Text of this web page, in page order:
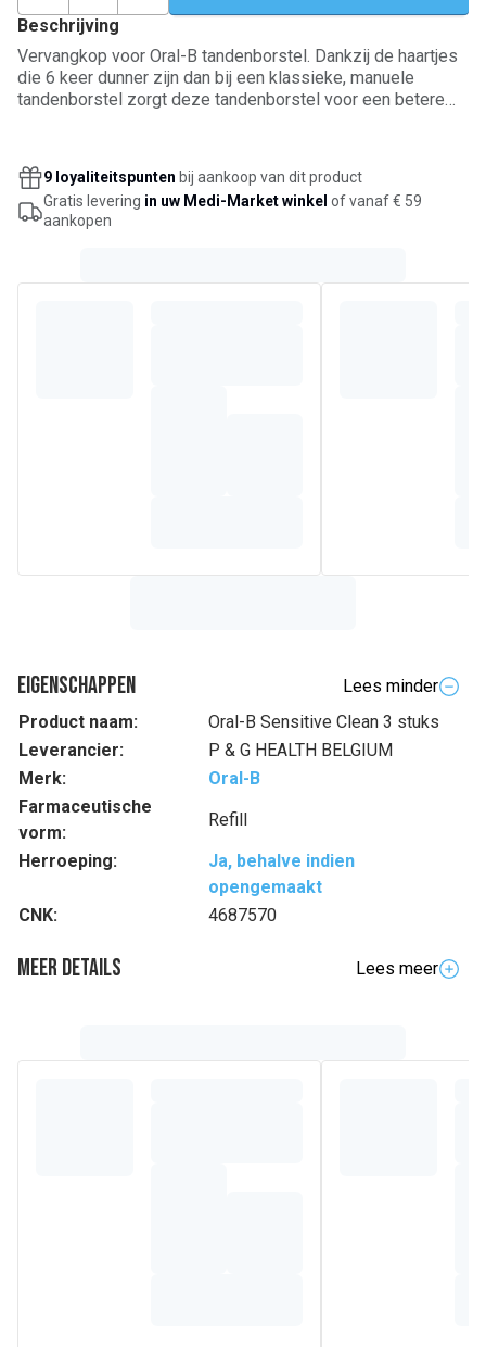
Beschrijving
Vervangkop voor Oral-B tandenborstel. Dankzij de haartjes
die 6 keer dunner zijn dan bij een klassieke, manuele
tandenborstel zorgt deze tandenborstel voor een betere
9 loyaliteitspunten bij aankoop van dit product
Gratis levering in uw Medi-Market winkel of vanaf € 59
aankopen
Eigenschappen
Lees minder
Product naam:
Oral-B Sensitive Clean 3 stuks
Leverancier:
P & G HEALTH BELGIUM
Merk:
Oral-B
Farmaceutische
vorm:
Refill
Herroeping:
Ja, behalve indien
opengemaakt
CNK:
4687570
Meer details
Lees meer
De ronde bloembladvorm is ontworpen in samenwerking